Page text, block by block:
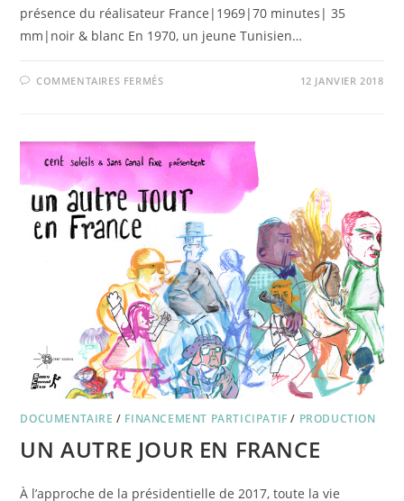
présence du réalisateur France|1969|70 minutes| 35
mm|noir & blanc En 1970, un jeune Tunisien…
COMMENTAIRES FERMÉSSUR
–
15/02/18
12 JANVIER 2018
DOCUMENTAIRE / FINANCEMENT PARTICIPATIF / PRODUCTION
UN AUTRE JOUR EN FRANCE
À l’approche de la présidentielle de 2017, toute la vie